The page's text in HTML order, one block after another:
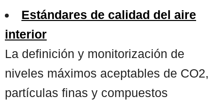
Estándares de calidad del aire
interior
La definición y monitorización de
niveles máximos aceptables de CO2,
partículas finas y compuestos